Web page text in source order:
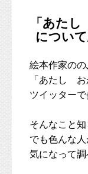
＜3〜10月
七五三撮影
（撮影のみ
曇りのお天
ります。
これから母
さまを
優しくて温
そして思い出
そこで、授
オムツ交換台
私は授乳の
利用していま
生後間もな
授乳やオムツ
泣き止んでく
スマッシュケー
まず、「スマッ
という方も多い
そこから説明さ
スマッシュケーキ
その名の通り「
海外ではインス
大人気のイベン
「あた
につい
絵本作家の
「あたし お
ツイッターで
そんなこと知
でも色んな
気になって調